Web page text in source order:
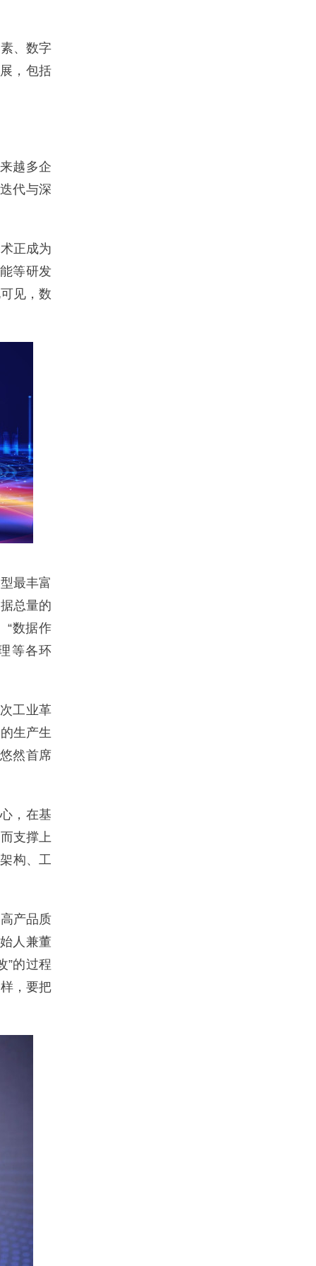
、数字
，包括
越多企
代与深
正成为
等研发
见，数
最丰富
总量的
“数据作
等各环
工业革
生产生
然首席
，在基
支撑上
构、工
产品质
人兼董
”的过程
，要把